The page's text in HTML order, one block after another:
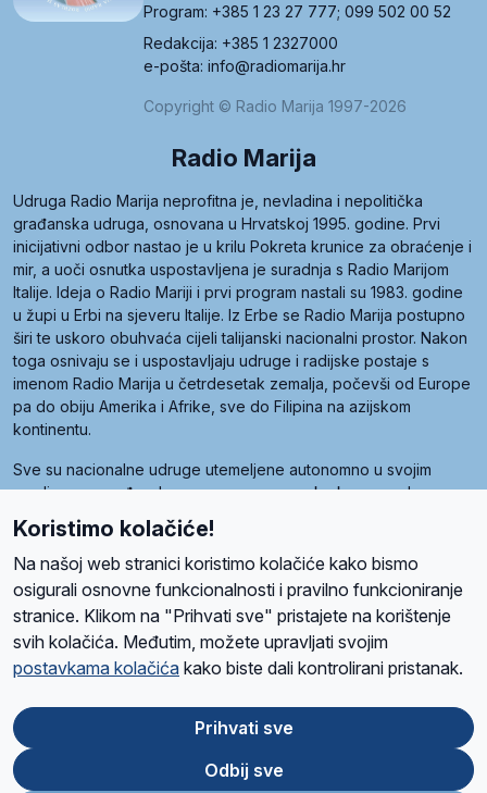
Program: +385 1 23 27 777; 099 502 00 52
Redakcija: +385 1 2327000
e-pošta: info@radiomarija.hr
Copyright © Radio Marija 1997-2026
Radio Marija
Udruga Radio Marija neprofitna je, nevladina i nepolitička
građanska udruga, osnovana u Hrvatskoj 1995. godine. Prvi
inicijativni odbor nastao je u krilu Pokreta krunice za obraćenje i
mir, a uoči osnutka uspostavljena je suradnja s Radio Marijom
Italije. Ideja o Radio Mariji i prvi program nastali su 1983. godine
u župi u Erbi na sjeveru Italije. Iz Erbe se Radio Marija postupno
širi te uskoro obuhvaća cijeli talijanski nacionalni prostor. Nakon
toga osnivaju se i uspostavljaju udruge i radijske postaje s
imenom Radio Marija u četrdesetak zemalja, počevši od Europe
pa do obiju Amerika i Afrike, sve do Filipina na azijskom
kontinentu.
Sve su nacionalne udruge utemeljene autonomno u svojim
zemljama, a međusobna su povezane preko krovne udruge
pod nazivom Svjetska obitelj Radio Marije (World Family of
Radio Maria). Svjetsku obitelj utemeljilo je sedam članica, među
kojima je i hrvatska Udruga Radio Marija.
O namaRadio ProgramVolonteriPrijateljiKontaktPravila privatnosti
Ova stranica je zaštićena Google reCAPTCHA sustavom
Store
Google
Play
Koristimo kolačiće!
Na našoj web stranici koristimo kolačiće kako bismo
osigurali osnovne funkcionalnosti i pravilno funkcioniranje
stranice. Klikom na "Prihvati sve" pristajete na korištenje
svih kolačića. Međutim, možete upravljati svojim
postavkama kolačića kako biste dali kontrolirani pristanak.
Prihvati sve
Odbij sve